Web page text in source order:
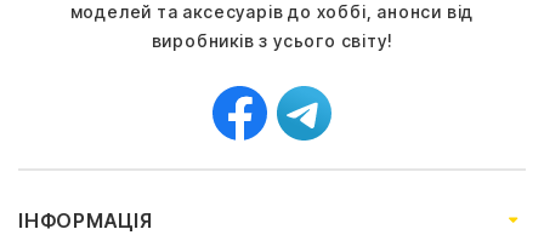
моделей та аксесуарів до хоббі, анонси від
виробників з усього світу!
ІНФОРМАЦІЯ